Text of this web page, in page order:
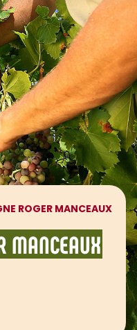
ROGER MANCEAUX
MANCEAUX